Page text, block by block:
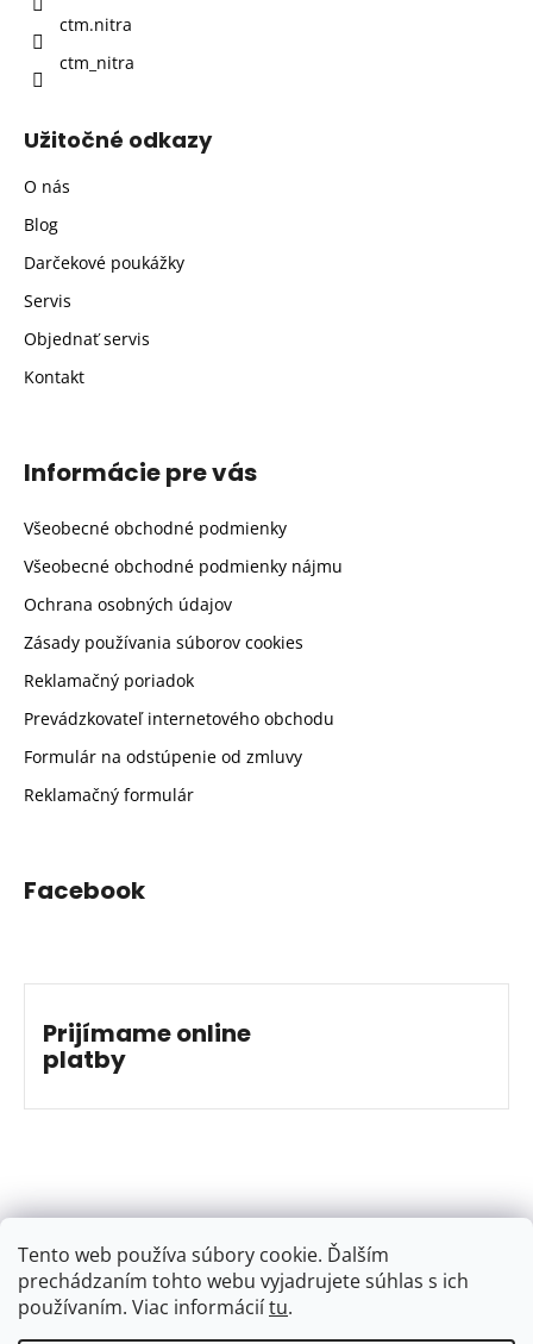
Tento web používa súbory cookie. Ďalším
prechádzaním tohto webu vyjadrujete súhlas s ich
používaním. Viac informáciítu.
ctm.nitra
ctm_nitra
Užitočné odkazy
O nás
Blog
Darčekové poukážky
Servis
Objednať servis
Kontakt
Informácie pre vás
Všeobecné obchodné podmienky
Všeobecné obchodné podmienky nájmu
Ochrana osobných údajov
Zásady používania súborov cookies
Reklamačný poriadok
Prevádzkovateľ internetového obchodu
Formulár na odstúpenie od zmluvy
Reklamačný formulár
Facebook
Prijímame online
platby